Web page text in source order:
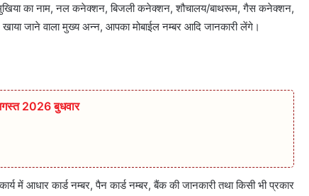
का नाम, नल कनेक्शन, बिजली कनेक्शन, शौचालय/बाथरूम, गैस कनेक्शन,
जाने वाला मुख्य अन्न, आपका मोबाईल नम्बर आदि जानकारी लेंगे।
2026 बुधवार
आधार कार्ड नम्‍बर, पैन कार्ड नम्‍बर, बैंक की जानकारी तथा किसी भी प्रकार